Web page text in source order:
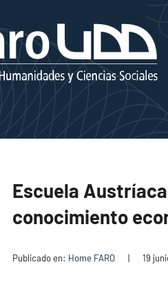
Escuela
conocimiento
Publicado en: Home FARO | 19